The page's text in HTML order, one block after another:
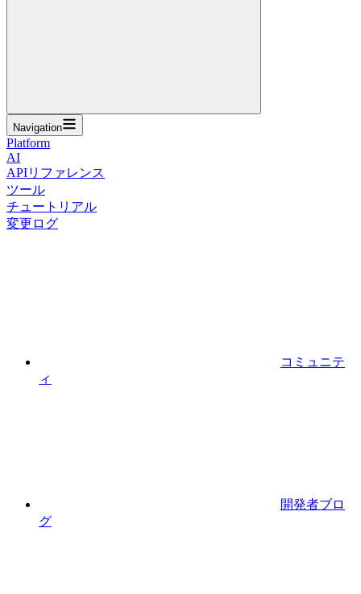
Navigation
Platform
AI
APIリファレンス
ツール
チュートリアル
変更ログ
コミュニテ
ィ
開発者ブロ
グ